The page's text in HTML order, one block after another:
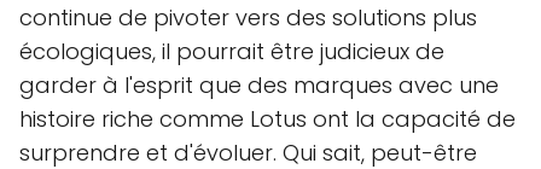
continue de pivoter vers des solutions plus
écologiques, il pourrait être judicieux de
garder à l'esprit que des marques avec une
histoire riche comme Lotus ont la capacité de
surprendre et d'évoluer. Qui sait, peut-être